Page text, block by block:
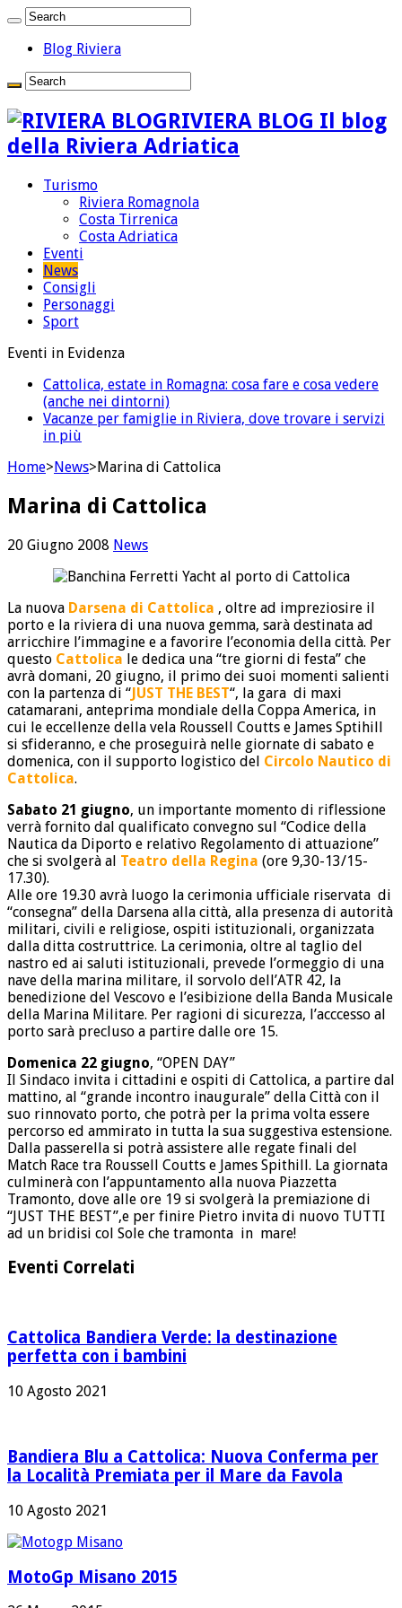
Blog Riviera
RIVIERA BLOG Il blog
della Riviera Adriatica
Turismo
Riviera Romagnola
Costa Tirrenica
Costa Adriatica
Eventi
News
Consigli
Personaggi
Sport
Eventi in Evidenza
Cattolica, estate in Romagna: cosa fare e cosa vedere
(anche nei dintorni)
Vacanze per famiglie in Riviera, dove trovare i servizi
in più
Home>News>Marina di Cattolica
Marina di Cattolica
20 Giugno 2008 News
La nuova Darsena di Cattolica , oltre ad impreziosire il
porto e la riviera di una nuova gemma, sarà destinata ad
arricchire l’immagine e a favorire l’economia della città. Per
questo Cattolica le dedica una “tre giorni di festa” che
avrà domani, 20 giugno, il primo dei suoi momenti salienti
con la partenza di “JUST THE BEST“, la gara di maxi
catamarani, anteprima mondiale della Coppa America, in
cui le eccellenze della vela Roussell Coutts e James Sptihill
si sfideranno, e che proseguirà nelle giornate di sabato e
domenica, con il supporto logistico del Circolo Nautico di
Cattolica.
Sabato 21 giugno, un importante momento di riflessione
verrà fornito dal qualificato convegno sul “Codice della
Nautica da Diporto e relativo Regolamento di attuazione”
che si svolgerà al Teatro della Regina (ore 9,30-13/15-
17.30).
Alle ore 19.30 avrà luogo la cerimonia ufficiale riservata di
“consegna” della Darsena alla città, alla presenza di autorità
militari, civili e religiose, ospiti istituzionali, organizzata
dalla ditta costruttrice. La cerimonia, oltre al taglio del
nastro ed ai saluti istituzionali, prevede l’ormeggio di una
nave della marina militare, il sorvolo dell’ATR 42, la
benedizione del Vescovo e l’esibizione della Banda Musicale
della Marina Militare. Per ragioni di sicurezza, l’acccesso al
porto sarà precluso a partire dalle ore 15.
Domenica 22 giugno, “OPEN DAY”
Il Sindaco invita i cittadini e ospiti di Cattolica, a partire dal
mattino, al “grande incontro inaugurale” della Città con il
suo rinnovato porto, che potrà per la prima volta essere
percorso ed ammirato in tutta la sua suggestiva estensione.
Dalla passerella si potrà assistere alle regate finali del
Match Race tra Roussell Coutts e James Spithill. La giornata
culminerà con l’appuntamento alla nuova Piazzetta
Tramonto, dove alle ore 19 si svolgerà la premiazione di
“JUST THE BEST”,e per finire Pietro invita di nuovo TUTTI
ad un bridisi col Sole che tramonta in mare!
Eventi Correlati
Cattolica Bandiera Verde: la destinazione
perfetta con i bambini
10 Agosto 2021
Bandiera Blu a Cattolica: Nuova Conferma per
la Località Premiata per il Mare da Favola
10 Agosto 2021
MotoGp Misano 2015